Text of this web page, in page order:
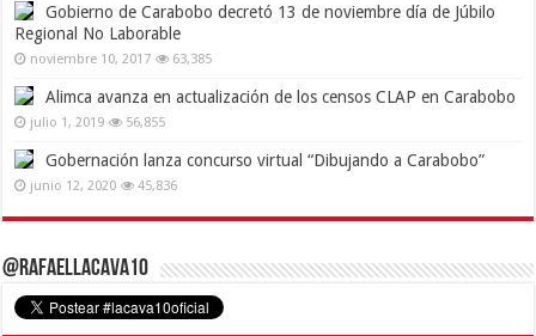
Gobierno de Carabobo decretó 13 de noviembre día de Júbilo
Regional No Laborable
noviembre 10, 2017 63,385
Alimca avanza en actualización de los censos CLAP en Carabobo
julio 1, 2019 56,855
Gobernación lanza concurso virtual “Dibujando a Carabobo”
junio 12, 2020 45,836
@RafaelLacava10